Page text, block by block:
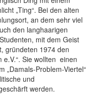
„Ting“. Bei den alten
an dem sehr viel
den langhaarigen
mit dem Geist
gründeten 1974 den
e.V.“. Sie wollten einen
„Damals-Problem-Viertel“
und
werden.